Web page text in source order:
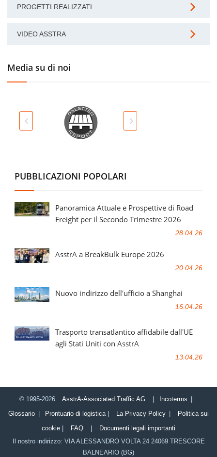
PROGETTI REALIZZATI
VIDEO ASSTRA
Media su di noi
PUBBLICAZIONI POPOLARI
Panoramica Attuale e Prospettive di Road
Freight per il Secondo Trimestre 2026
28.04.26
AsstrA a BreakBulk Europe 2026
20.04.26
Nuovo indirizzo dell'ufficio a Shanghai
16.04.26
Trasporto transatlantico affidabile dall'UE
agli Stati Uniti con AsstrA
13.04.26
© 1995-2026 AsstrA-Associated Traffic AG Incoterms
Glossario
Prontuario di logistica La Privacy Policy
Politica sui
cookie
FAQ
Documenti legali importanti
Il nostro indirizzo: VIA ALESSANDRO VOLTA 24 24069 TRESCORE
BALNEARIO (BG)